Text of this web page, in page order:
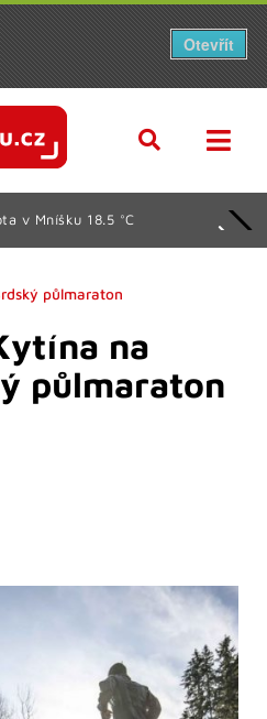
v Mníšku 18.5 °C
půlmaraton
na
půlmaraton
Otevřít